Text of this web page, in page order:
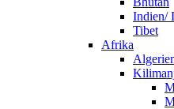
Indien/
Tibet
Afrika